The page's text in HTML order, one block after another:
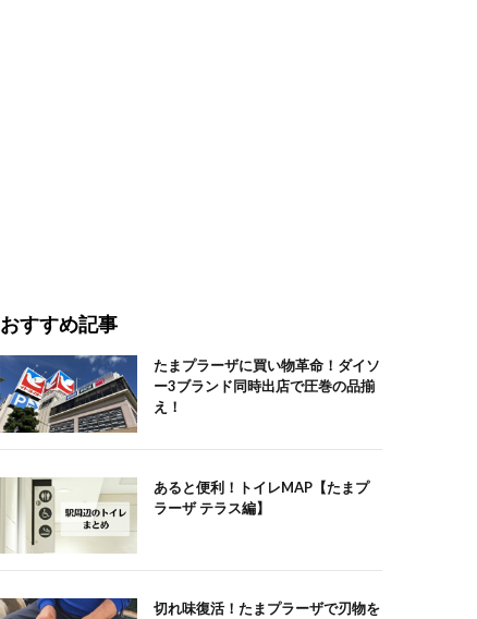
おすすめ記事
たまプラーザに買い物革命！ダイソ
ー3ブランド同時出店で圧巻の品揃
え！
あると便利！トイレMAP【たまプ
ラーザ テラス編】
切れ味復活！たまプラーザで刃物を